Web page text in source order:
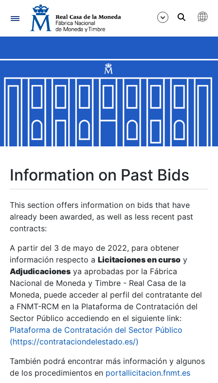
Navigation
Show/Hide
Show/Hide
Show/Hide
Show/Hide
Show/Hide
Information on Past Bids
This section offers information on bids that have
already been awarded, as well as less recent past
contracts:
A partir del 3 de mayo de 2022, para obtener
información respecto a Licitaciones en curso y
Adjudicaciones ya aprobadas por la Fábrica
Nacional de Moneda y Timbre - Real Casa de la
Moneda, puede acceder al perfil del contratante del
a FNMT-RCM en la Plataforma de Contratación del
Sector Público accediendo en el siguiente link:
Plataforma de Contratación del Sector Público
(https://contrataciondelestado.es/)
También podrá encontrar más información y algunos
de los procedimientos en portallicitacion.fnmt.es